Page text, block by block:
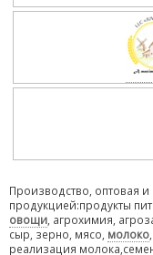
Производство, оптовая и
продукцией:продукты
овощи , агрохимия,
сыр, зерно, мясо, молоко
реализация